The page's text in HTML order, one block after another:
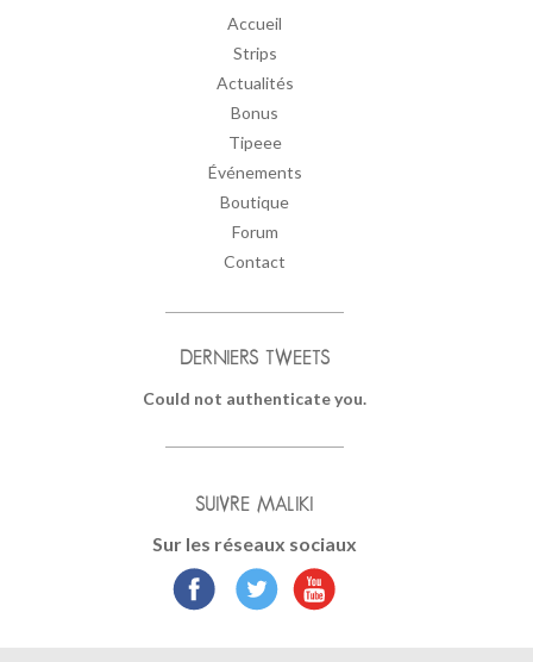
Accueil
Strips
Actualités
Bonus
Tipeee
Événements
Boutique
Forum
Contact
DERNIERS TWEETS
Could not authenticate you.
SUIVRE MALIKI
Sur les réseaux sociaux